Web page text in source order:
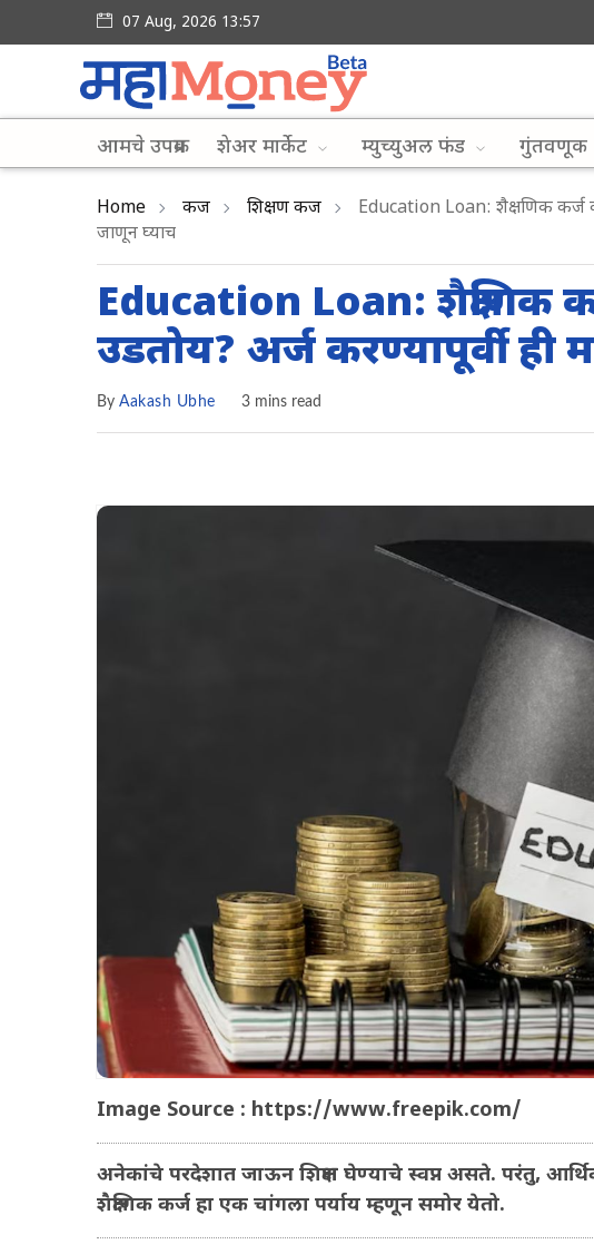
07 Aug, 2026 13:57
आमचे उपक्रम शेअर मार्केट म्युच्युअल फंड गुंतवणूक
Home कर्ज शिक्षण कर्ज
Education Loan: शैक्षणिक कर्ज
जाणून घ्याच
Education Loan: शैक्षणिक
उडतोय? अर्ज करण्यापूर्वी ही
By Aakash Ubhe 3 mins read
Image Source : https://www.freepik.com/
अनेकांचे परदेशात जाऊन शिक्षण घेण्याचे स्वप्न असते. परंतु,
शैक्षणिक कर्ज हा एक चांगला पर्याय म्हणून समोर येतो.